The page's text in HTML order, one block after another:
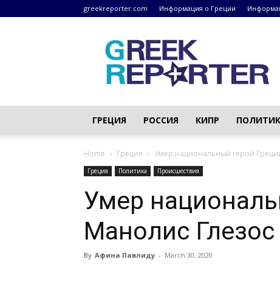
greekreporter.com Информация о Греции
Греческие
новости
–
greekreporter.com
ГРЕЦИЯ РОССИЯ КИПР
Home Греция Умер национальный герой
Греция Политика Происшествия
Умер
Манолис Глезос
By Афина Павлиду - March 30, 2020